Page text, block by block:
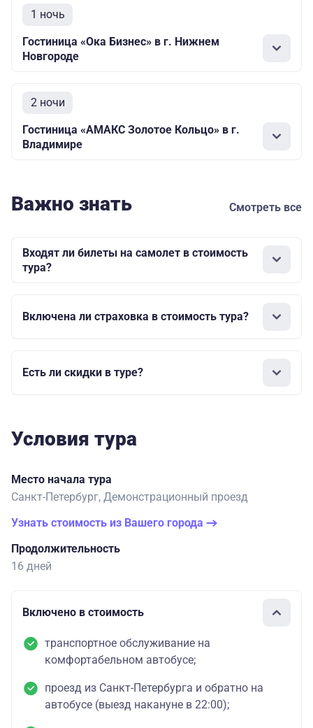
1 ночь
Гостиница «Ока Бизнес» в г. Нижнем
Новгороде
2 ночи
Гостиница «АМАКС Золотое Кольцо» в г.
Владимире
Важно знать Смотреть все
Входят ли билеты на самолет в стоимость
тура?
Включена ли страховка в стоимость тура?
Есть ли скидки в туре?
Условия тура
Место начала тура
Санкт-Петербург, Демонстрационный проезд
Узнать стоимость из Вашего города
Продолжительность
16 дней
Включено в стоимость
транспортное обслуживание на
комфортабельном автобусе;
проезд из Санкт-Петербурга и обратно на
автобусе (выезд накануне в 22:00);